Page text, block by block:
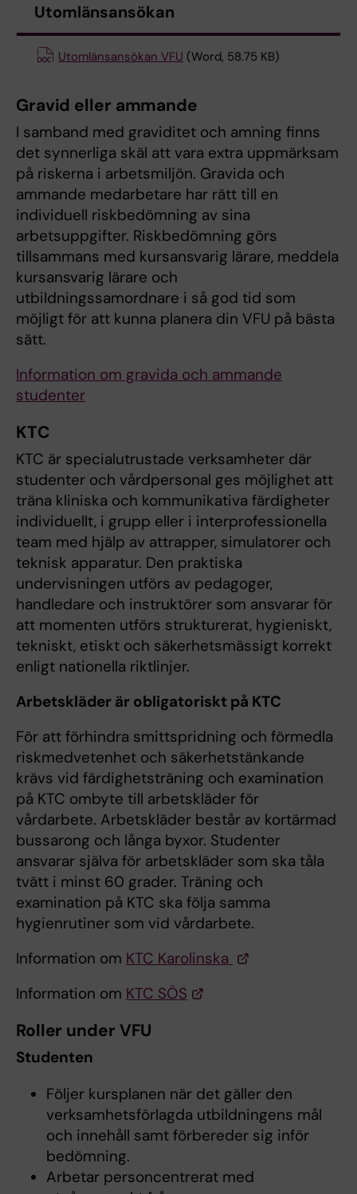
Utomlänsansökan
Utomlänsansökan VFU (Word, 58.75 KB)
Gravid eller ammande
I samband med graviditet och amning finns
det synnerliga skäl att vara extra uppmärksam
på riskerna i arbetsmiljön. Gravida och
ammande medarbetare har rätt till en
individuell riskbedömning av sina
arbetsuppgifter. Riskbedömning görs
tillsammans med kursansvarig lärare, meddela
kursansvarig lärare och
utbildningssamordnare i så god tid som
möjligt för att kunna planera din VFU på bästa
sätt.
Information om gravida och ammande
studenter
KTC
KTC är specialutrustade verksamheter där
studenter och vårdpersonal ges möjlighet att
träna kliniska och kommunikativa färdigheter
individuellt, i grupp eller i interprofessionella
team med hjälp av attrapper, simulatorer och
teknisk apparatur. Den praktiska
undervisningen utförs av pedagoger,
handledare och instruktörer som ansvarar för
att momenten utförs strukturerat, hygieniskt,
tekniskt, etiskt och säkerhetsmässigt korrekt
enligt nationella riktlinjer.
Arbetskläder är obligatoriskt på KTC
För att förhindra smittspridning och förmedla
riskmedvetenhet och säkerhetstänkande
krävs vid färdighetsträning och examination
på KTC ombyte till arbetskläder för
vårdarbete. Arbetskläder består av kortärmad
bussarong och långa byxor. Studenter
ansvarar själva för arbetskläder som ska tåla
tvätt i minst 60 grader. Träning och
examination på KTC ska följa samma
hygienrutiner som vid vårdarbete.
Information om KTC Karolinska
Information om KTC SÖS
Roller under VFU
Studenten
Följer kursplanen när det gäller den
verksamhetsförlagda utbildningens mål
och innehåll samt förbereder sig inför
bedömning.
Arbetar personcentrerat med